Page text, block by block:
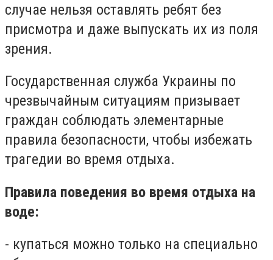
случае нельзя оставлять ребят без
присмотра и даже выпускать их из поля
зрения.
Государственная служба Украины по
чрезвычайным ситуациям призывает
граждан соблюдать элементарные
правила безопасности, чтобы избежать
трагедии во время отдыха.
Правила поведения во время отдыха на
воде:
- купаться можно только на специально